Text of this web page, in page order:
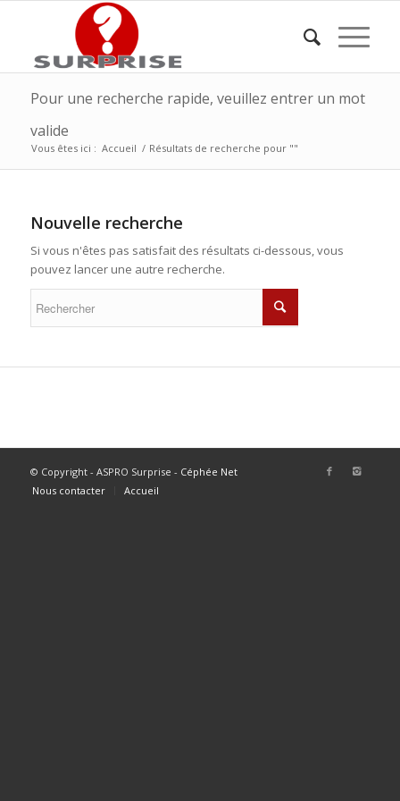
Pour une recherche rapide, veuillez entrer un mot
valide
Vous êtes ici : Accueil / Résultats de recherche pour ""
Nouvelle recherche
Si vous n'êtes pas satisfait des résultats ci-dessous, vous
pouvez lancer une autre recherche.
© Copyright - ASPRO Surprise - Céphée Net
Nous contacter
Accueil